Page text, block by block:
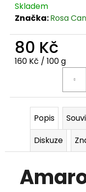
Skladem
Značka:Rosa
80 Kč
Měrná cena:
160 Kč / 100 g
Popis
Diskuze
p
o
u
m